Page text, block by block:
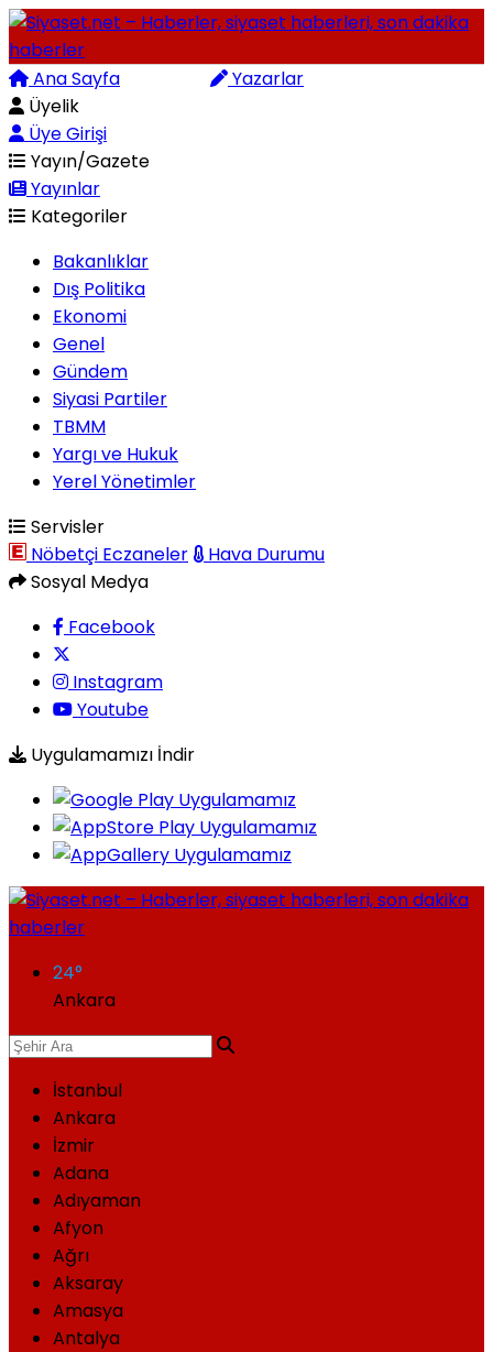
Ana Sayfa
Yazarlar
Üyelik
Üye Girişi
Yayın/Gazete
Yayınlar
Kategoriler
Bakanlıklar
Dış Politika
Ekonomi
Genel
Gündem
Siyasi Partiler
TBMM
Yargı ve Hukuk
Yerel Yönetimler
Servisler
Nöbetçi Eczaneler
Hava Durumu
Sosyal Medya
Facebook
Instagram
Youtube
Uygulamamızı İndir
24°
Ankara
İstanbul
Ankara
İzmir
Adana
Adıyaman
Afyon
Ağrı
Aksaray
Amasya
Antalya